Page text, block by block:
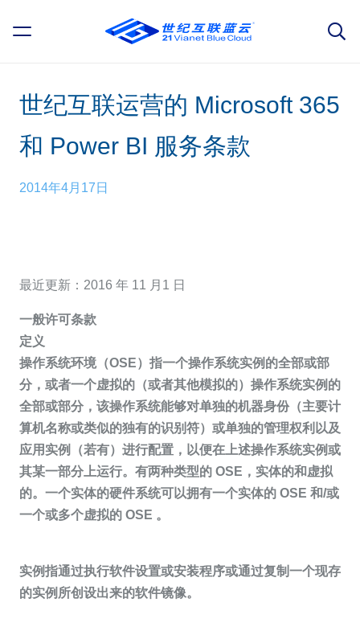
世纪互联运营的 Microsoft 365
和 Power BI 服务条款
2014年4月17日
最近更新：2016 年 11 月1 日
一般许可条款
定义
操作系统环境（OSE）指一个操作系统实例的全部或部
分，或者一个虚拟的（或者其他模拟的）操作系统实例的
全部或部分，该操作系统能够对单独的机器身份（主要计
算机名称或类似的独有的识别符）或单独的管理权利以及
应用实例（若有）进行配置，以便在上述操作系统实例或
其某一部分上运行。有两种类型的 OSE，实体的和虚拟
的。一个实体的硬件系统可以拥有一个实体的 OSE 和/或
一个或多个虚拟的 OSE 。
实例指通过执行软件设置或安装程序或通过复制一个现存
的实例所创设出来的软件镜像。